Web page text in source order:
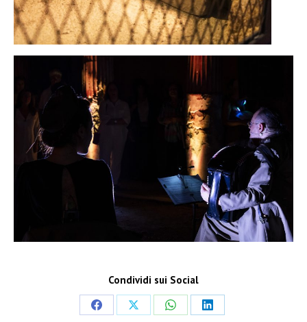
Condividi sui Social
CondividiCondividiCondividiCondividi